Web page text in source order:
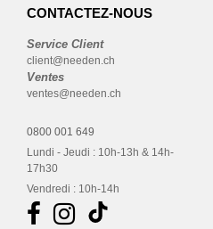
CONTACTEZ-NOUS
Service Client
client@needen.ch
Ventes
ventes@needen.ch
0800 001 649
Lundi - Jeudi : 10h-13h & 14h-
17h30
Vendredi : 10h-14h